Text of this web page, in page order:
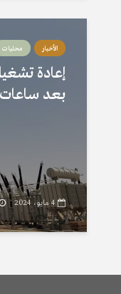
الأخبار محليات
إعادة
بعد
4 مايو، 2024